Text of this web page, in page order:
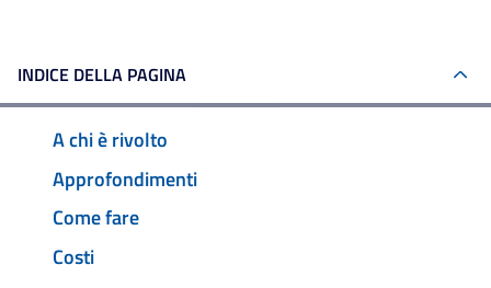
INDICE DELLA PAGINA
A chi è rivolto
Approfondimenti
Come fare
Costi